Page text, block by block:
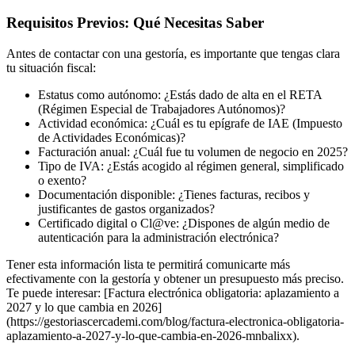
Requisitos Previos: Qué Necesitas Saber
Antes de contactar con una gestoría, es importante que tengas clara
tu situación fiscal:
Estatus como autónomo: ¿Estás dado de alta en el RETA
(Régimen Especial de Trabajadores Autónomos)?
Actividad económica: ¿Cuál es tu epígrafe de IAE (Impuesto
de Actividades Económicas)?
Facturación anual: ¿Cuál fue tu volumen de negocio en 2025?
Tipo de IVA: ¿Estás acogido al régimen general, simplificado
o exento?
Documentación disponible: ¿Tienes facturas, recibos y
justificantes de gastos organizados?
Certificado digital o Cl@ve: ¿Dispones de algún medio de
autenticación para la administración electrónica?
Tener esta información lista te permitirá comunicarte más
efectivamente con la gestoría y obtener un presupuesto más preciso.
Te puede interesar: [Factura electrónica obligatoria: aplazamiento a
2027 y lo que cambia en 2026]
(https://gestoriascercademi.com/blog/factura-electronica-obligatoria-
aplazamiento-a-2027-y-lo-que-cambia-en-2026-mnbalixx).